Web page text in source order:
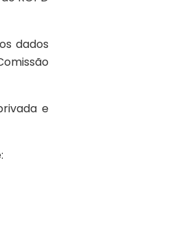
dados
e